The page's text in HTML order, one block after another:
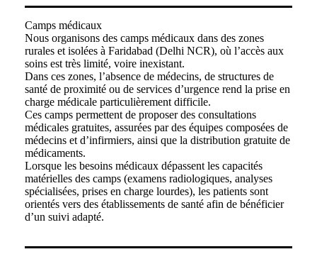
Camps médicaux
Nous organisons des camps médicaux dans des zones
rurales et isolées à Faridabad (Delhi NCR), où l’accès aux
soins est très limité, voire inexistant.
Dans ces zones, l’absence de médecins, de structures de
santé de proximité ou de services d’urgence rend la prise en
charge médicale particulièrement difficile.
Ces camps permettent de proposer des consultations
médicales gratuites, assurées par des équipes composées de
médecins et d’infirmiers, ainsi que la distribution gratuite de
médicaments.
Lorsque les besoins médicaux dépassent les capacités
matérielles des camps (examens radiologiques, analyses
spécialisées, prises en charge lourdes), les patients sont
orientés vers des établissements de santé afin de bénéficier
d’un suivi adapté.